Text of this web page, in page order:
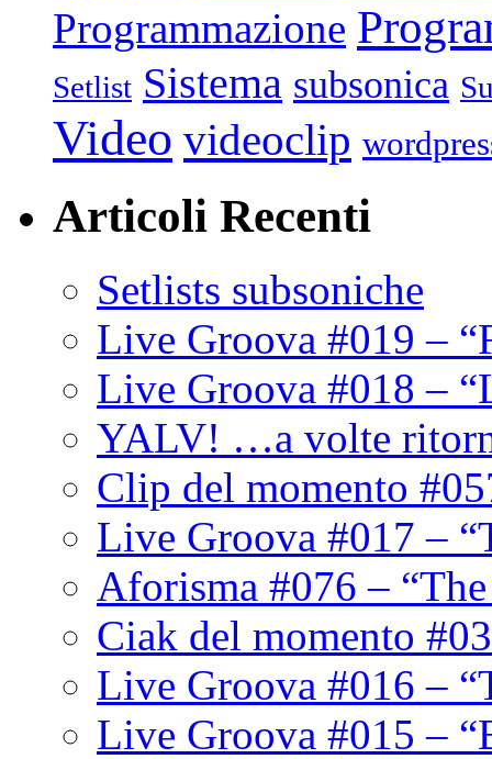
Programmazione
Setlist Sistema subsonica
Video videoclip
Articoli Recenti
Setlists subsoniche
Live Groova #019 –
Live Groova #018 –
YALV! …a volte
Clip del momento
Live Groova #017 –
Aforisma #076 –
Ciak del momento
Live Groova #016 –
Live Groova #015 –